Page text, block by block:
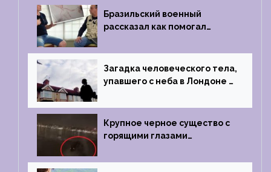
Бразильский военный
рассказал как помогал
1996 году
Загадка человеческого тела,
упавшего с неба в Лондоне в
Крупное черное существо с
горящими глазами